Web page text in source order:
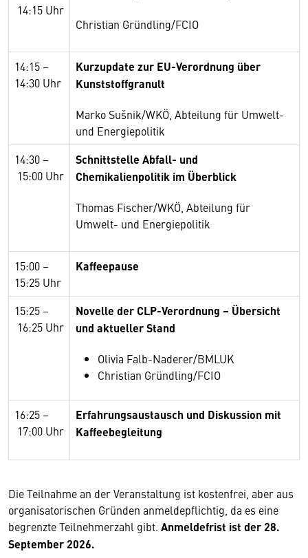
14:15 Uhr
Christian Gründling/FCIO
14:15 –
14:30 Uhr
Kurzupdate zur EU-Verordnung über
Kunststoffgranult
Marko Sušnik/WKÖ, Abteilung für Umwelt-
und Energiepolitik
14:30 –
15:00 Uhr
Schnittstelle Abfall- und
Chemikalienpolitik im Überblick
Thomas Fischer/WKÖ, Abteilung für
Umwelt- und Energiepolitik
15:00 –
15:25 Uhr
Kaffeepause
15:25 –
16:25 Uhr
Novelle der CLP-Verordnung – Übersicht
und aktueller Stand
Olivia Falb-Naderer/BMLUK
Christian Gründling/FCIO
16:25 –
17:00 Uhr
Erfahrungsaustausch und Diskussion mit
Kaffeebegleitung
Die Teilnahme an der Veranstaltung ist kostenfrei, aber aus
organisatorischen Gründen anmeldepflichtig, da es eine
begrenzte Teilnehmerzahl gibt. Anmeldefrist ist der 28.
September 2026.